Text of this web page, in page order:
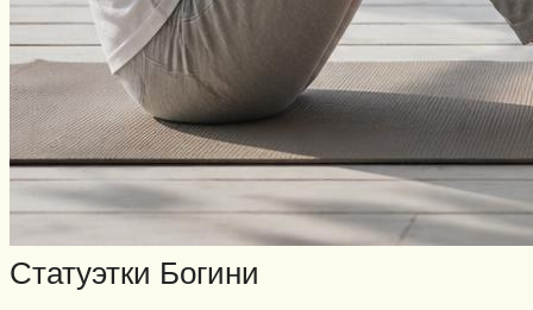
Статуэтки Богини